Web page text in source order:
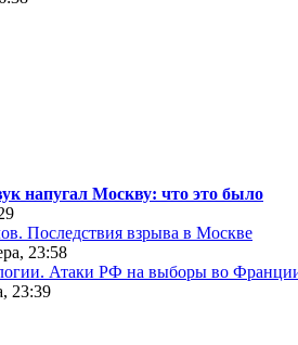
напугал Москву: что это было
Последствия взрыва в Москве
23:58
Атаки РФ на выборы во
23:39